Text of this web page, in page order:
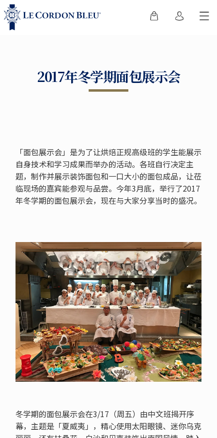
2017年冬学期面包展示会
「面包展示会」是为了让烘焙正规高级班的学生能展示
自身技术和学习成果而举办的活动。各班自行决定主
题，制作并展示装饰面包和一口大小的面包成品，让莅
临现场的嘉宾能参观与品尝。今年3月底，举行了2017
年冬学期的面包展示会，现在与大家分享当时的盛况。
冬学期的面包展示会在3/17（周五）由中文班揭开序
幕，主题是「夏威夷」，精心使用太阳眼镜、迷你乌克